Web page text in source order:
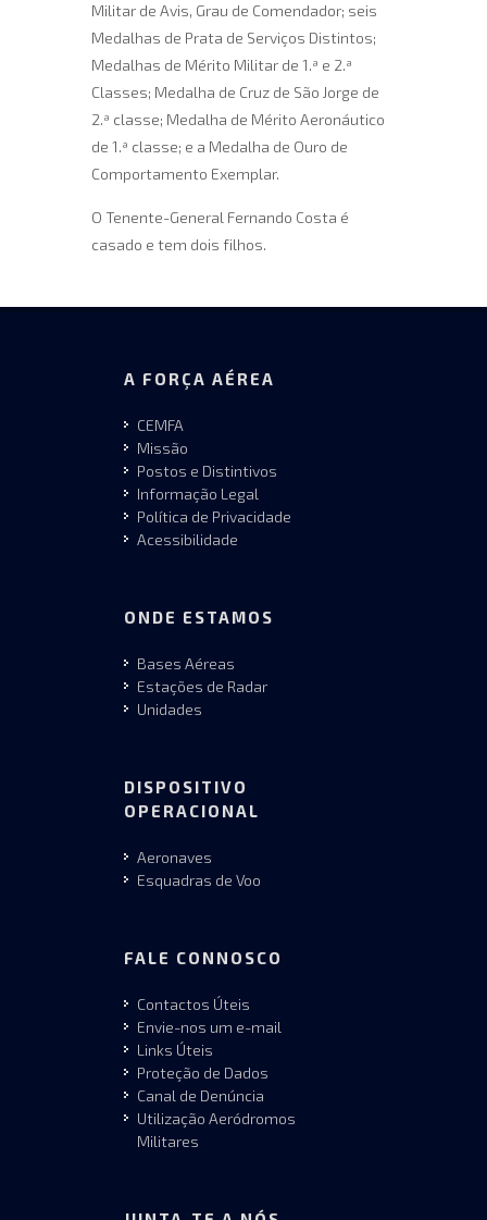
Militar de Avis, Grau de Comendador; seis
Medalhas de Prata de Serviços Distintos;
Medalhas de Mérito Militar de 1.ª e 2.ª
Classes; Medalha de Cruz de São Jorge de
2.ª classe; Medalha de Mérito Aeronáutico
de 1.ª classe; e a Medalha de Ouro de
Comportamento Exemplar.
O Tenente-General Fernando Costa é
casado e tem dois filhos.
A FORÇA AÉREA
CEMFA
Missão
Postos e Distintivos
Informação Legal
Política de Privacidade
Acessibilidade
ONDE ESTAMOS
Bases Aéreas
Estações de Radar
Unidades
DISPOSITIVO
OPERACIONAL
Aeronaves
Esquadras de Voo
FALE CONNOSCO
Contactos Úteis
Envie-nos um e-mail
Links Úteis
Proteção de Dados
Canal de Denúncia
Utilização Aeródromos
Militares